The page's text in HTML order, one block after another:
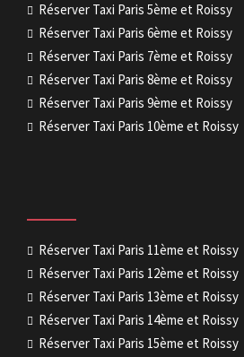
Réserver Taxi Paris 5ème et Roissy
Réserver Taxi Paris 6ème et Roissy
Réserver Taxi Paris 7ème et Roissy
Réserver Taxi Paris 8ème et Roissy
Réserver Taxi Paris 9ème et Roissy
Réserver Taxi Paris 10ème et Roissy
Réserver Taxi Paris 11ème et Roissy
Réserver Taxi Paris 12ème et Roissy
Réserver Taxi Paris 13ème et Roissy
Réserver Taxi Paris 14ème et Roissy
Réserver Taxi Paris 15ème et Roissy